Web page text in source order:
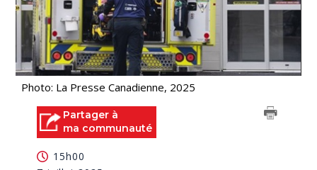
Photo: La Presse Canadienne, 2025
Partager à
ma communauté
15h00